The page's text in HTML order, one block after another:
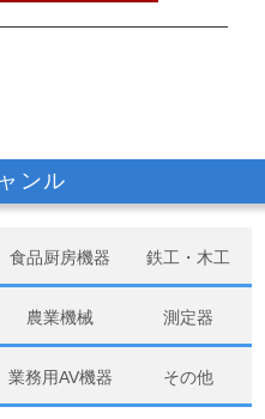
ンル
食品厨房機器 鉄工・木工
農業機械 測定器
業務用AV機器 その他